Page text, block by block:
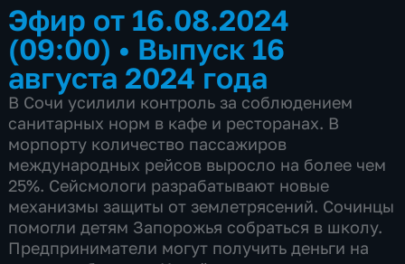
Эфир от 16.08.2024
(09:00) • Выпуск 16
августа 2024 года
В Сочи усилили контроль за соблюдением
санитарных норм в кафе и ресторанах. В
морпорту количество пассажиров
международных рейсов выросло на более чем
25%. Сейсмологи разрабатывают новые
механизмы защиты от землетрясений. Сочинцы
помогли детям Запорожья собраться в школу.
Предприниматели могут получить деньги на